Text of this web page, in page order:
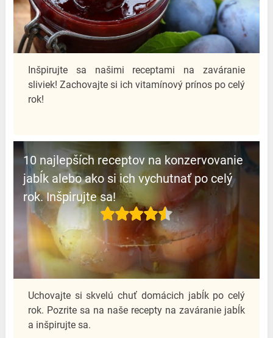
Inšpirujte sa našimi receptami na zaváranie
sliviek! Zachovajte si ich vitamínový prínos po celý
rok!
10 najlepších receptov na konzervovanie
jabĺk alebo ako si ich vychutnať po celý
rok. Inšpirujte sa!
️Uchovajte si skvelú chuť domácich jabĺk po celý
rok. Pozrite sa na naše recepty na zaváranie jabĺk
a inšpirujte sa.